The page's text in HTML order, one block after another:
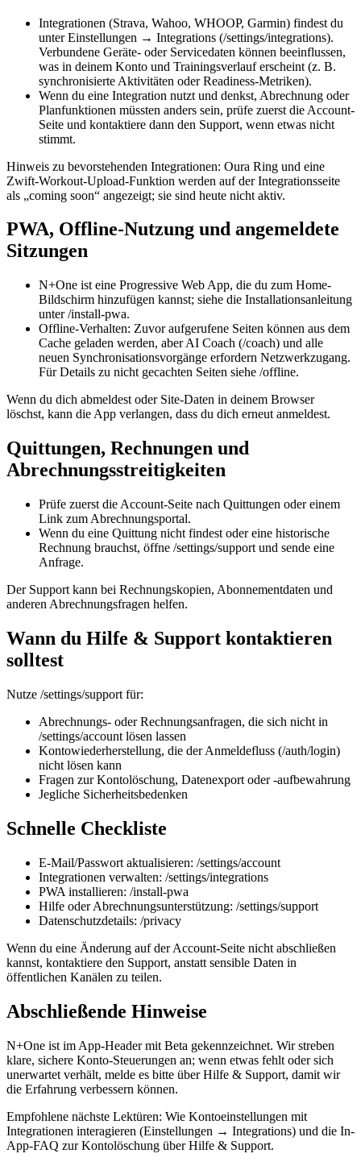
Integrationen (Strava, Wahoo, WHOOP, Garmin) findest du
unter Einstellungen → Integrations (/settings/integrations).
Verbundene Geräte- oder Servicedaten können beeinflussen,
was in deinem Konto und Trainingsverlauf erscheint (z. B.
synchronisierte Aktivitäten oder Readiness-Metriken).
Wenn du eine Integration nutzt und denkst, Abrechnung oder
Planfunktionen müssten anders sein, prüfe zuerst die Account-
Seite und kontaktiere dann den Support, wenn etwas nicht
stimmt.
Hinweis zu bevorstehenden Integrationen: Oura Ring und eine
Zwift-Workout-Upload-Funktion werden auf der Integrationsseite
als „coming soon“ angezeigt; sie sind heute nicht aktiv.
PWA, Offline-Nutzung und angemeldete
Sitzungen
N+One ist eine Progressive Web App, die du zum Home-
Bildschirm hinzufügen kannst; siehe die Installationsanleitung
unter /install-pwa.
Offline-Verhalten: Zuvor aufgerufene Seiten können aus dem
Cache geladen werden, aber AI Coach (/coach) und alle
neuen Synchronisationsvorgänge erfordern Netzwerkzugang.
Für Details zu nicht gecachten Seiten siehe /offline.
Wenn du dich abmeldest oder Site-Daten in deinem Browser
löschst, kann die App verlangen, dass du dich erneut anmeldest.
Quittungen, Rechnungen und
Abrechnungsstreitigkeiten
Prüfe zuerst die Account-Seite nach Quittungen oder einem
Link zum Abrechnungsportal.
Wenn du eine Quittung nicht findest oder eine historische
Rechnung brauchst, öffne /settings/support und sende eine
Anfrage.
Der Support kann bei Rechnungskopien, Abonnementdaten und
anderen Abrechnungsfragen helfen.
Wann du Hilfe & Support kontaktieren
solltest
Nutze /settings/support für:
Abrechnungs- oder Rechnungsanfragen, die sich nicht in
/settings/account lösen lassen
Kontowiederherstellung, die der Anmeldefluss (/auth/login)
nicht lösen kann
Fragen zur Kontolöschung, Datenexport oder -aufbewahrung
Jegliche Sicherheitsbedenken
Schnelle Checkliste
E‑Mail/Passwort aktualisieren: /settings/account
Integrationen verwalten: /settings/integrations
PWA installieren: /install-pwa
Hilfe oder Abrechnungsunterstützung: /settings/support
Datenschutzdetails: /privacy
Wenn du eine Änderung auf der Account-Seite nicht abschließen
kannst, kontaktiere den Support, anstatt sensible Daten in
öffentlichen Kanälen zu teilen.
Abschließende Hinweise
N+One ist im App-Header mit Beta gekennzeichnet. Wir streben
klare, sichere Konto-Steuerungen an; wenn etwas fehlt oder sich
unerwartet verhält, melde es bitte über Hilfe & Support, damit wir
die Erfahrung verbessern können.
Empfohlene nächste Lektüren: Wie Kontoeinstellungen mit
Integrationen interagieren (Einstellungen → Integrations) und die In-
App-FAQ zur Kontolöschung über Hilfe & Support.